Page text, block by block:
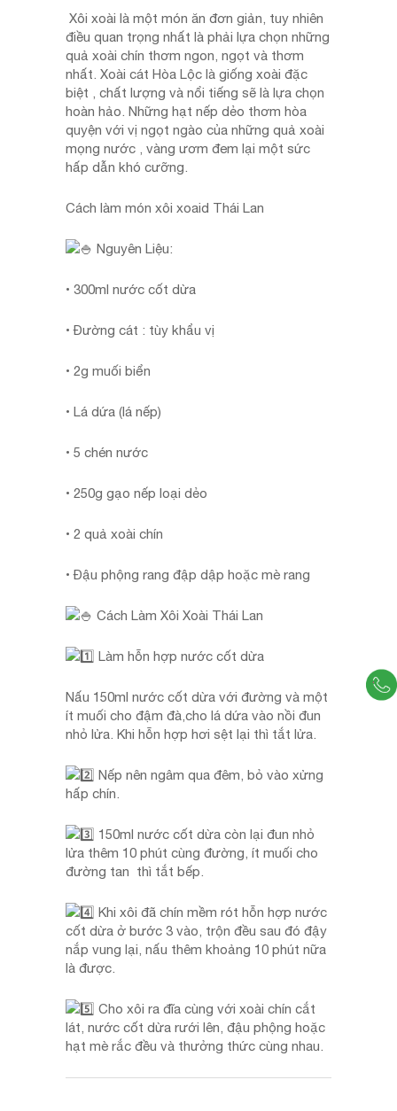
Xôi xoài là một món ăn đơn giản, tuy nhiên
điều quan trọng nhất là phải lựa chọn những
quả xoài chín thơm ngon, ngọt và thơm
nhất. Xoài cát Hòa Lộc là giống xoài đặc
biệt , chất lượng và nổi tiếng sẽ là lựa chọn
hoàn hảo. Những hạt nếp dẻo thơm hòa
quyện với vị ngọt ngào của những quả xoài
mọng nước , vàng ươm đem lại một sức
hấp dẫn khó cưỡng.
Cách làm món xôi xoaid Thái Lan
Nguyên Liệu:
• 300ml nước cốt dừa
• Đường cát : tùy khẩu vị
• 2g muối biển
• Lá dứa (lá nếp)
• 5 chén nước
• 250g gạo nếp loại dẻo
• 2 quả xoài chín
• Đậu phộng rang đập dập hoặc mè rang
Cách Làm Xôi Xoài Thái Lan
Làm hỗn hợp nước cốt dừa
Nấu 150ml nước cốt dừa với đường và một
ít muối cho đậm đà,cho lá dứa vào nồi đun
nhỏ lửa. Khi hỗn hợp hơi sệt lại thì tắt lửa.
Nếp nên ngâm qua đêm, bỏ vào xửng
hấp chín.
150ml nước cốt dừa còn lại đun nhỏ
lửa thêm 10 phút cùng đường, ít muối cho
đường tan thì tắt bếp.
Khi xôi đã chín mềm rót hỗn hợp nước
cốt dừa ở bước 3 vào, trộn đều sau đó đậy
nắp vung lại, nấu thêm khoảng 10 phút nữa
là được.
Cho xôi ra đĩa cùng với xoài chín cắt
lát, nước cốt dừa rưới lên, đậu phộng hoặc
hạt mè rắc đều và thưởng thức cùng nhau.